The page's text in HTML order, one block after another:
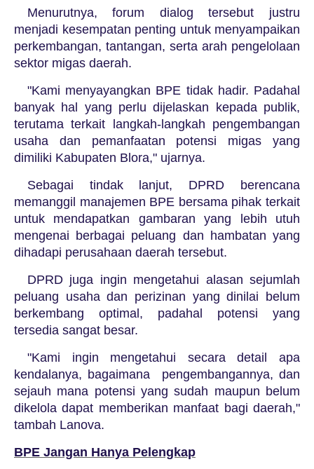
Menurutnya, forum dialog tersebut justru
menjadi kesempatan penting untuk menyampaikan
perkembangan, tantangan, serta arah pengelolaan
sektor migas daerah.
"Kami menyayangkan BPE tidak hadir. Padahal
banyak hal yang perlu dijelaskan kepada publik,
terutama terkait langkah-langkah pengembangan
usaha dan pemanfaatan potensi migas yang
dimiliki Kabupaten Blora," ujarnya.
Sebagai tindak lanjut, DPRD berencana
memanggil manajemen BPE bersama pihak terkait
untuk mendapatkan gambaran yang lebih utuh
mengenai berbagai peluang dan hambatan yang
dihadapi perusahaan daerah tersebut.
DPRD juga ingin mengetahui alasan sejumlah
peluang usaha dan perizinan yang dinilai belum
berkembang optimal, padahal potensi yang
tersedia sangat besar.
"Kami ingin mengetahui secara detail apa
kendalanya, bagaimana pengembangannya, dan
sejauh mana potensi yang sudah maupun belum
dikelola dapat memberikan manfaat bagi daerah,"
tambah Lanova.
BPE Jangan Hanya Pelengkap